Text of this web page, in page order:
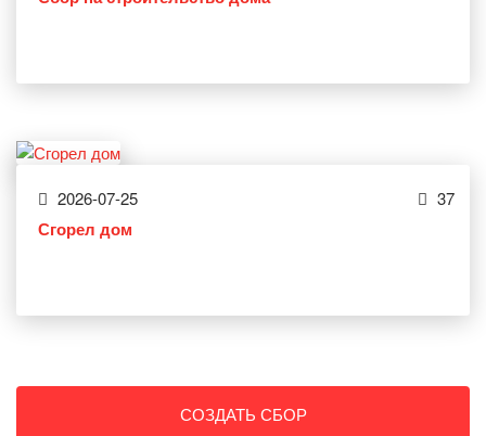
2026-07-25 37
Сгорел дом
СОЗДАТЬ СБОР